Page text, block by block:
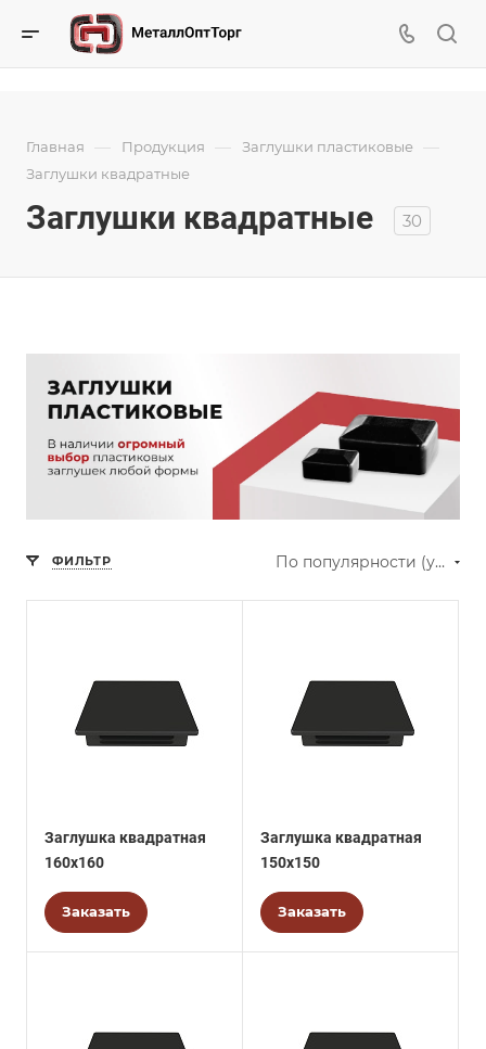
Главная — Продукция — Заглушки пластиковые —
Заглушки квадратные
Заглушки квадратные 30
ФИЛЬТР По популярности (убывание)
Заглушка квадратная
160х160
Заказать
Заглушка квадратная
150х150
Заказать